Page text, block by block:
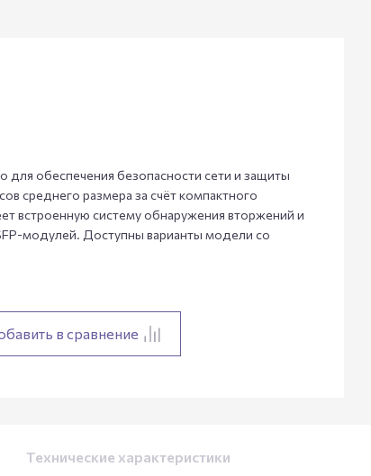
обеспечения безопасности сети и защиты
среднего размера за счёт компактного
встроенную систему обнаружения вторжений и
модулей. Доступны варианты модели со
в сравнение
Технические характеристики